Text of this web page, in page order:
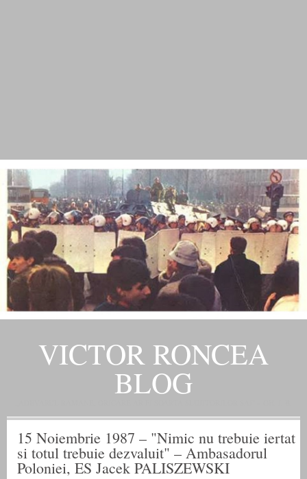
VICTOR RONCEA
BLOG
15 Noiembrie 1987 – "Nimic nu trebuie iertat
si totul trebuie dezvaluit" – Ambasadorul
Poloniei, ES Jacek PALISZEWSKI